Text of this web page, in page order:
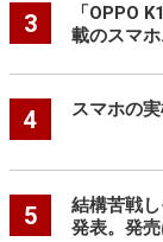
3
「OPPO
載のスマ
4 スマホの
5
結構苦戦
発表。発